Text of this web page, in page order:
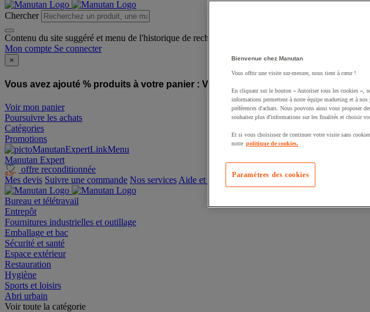
Chercher
Contenu du site suggéré et menu de l'historique de recherche
Mon compte Se connecter
×
Vous avez ajouté % produits à votre panier : Vous avez ajouté un produit à votre
Voir mon panier
Poursuivre les achats
Catégories
Promotions
Manutan Expert
offre reconditionnée
Mes devis Suivre une commande Nos services Aide et contact
Bureau et télétravail
Entrepôt
Fournitures industrielles et outillage
Emballage et bac
Sécurité et santé
Espace extérieur
Restauration
Hygiène
Sports et loisirs
Abri urbain
Voir toute la catégorie
Bienvenue chez Manutan
Vous offrir une visite sur-mesure, nous tient à cœur !
En cliquant sur le bouton « Autoriser tous les cookies »,
informations permettent à notre équipe marketing et à nos
préférences d'achats. Nous pouvons ainsi vous proposer
souhaitez plus d'informations sur les finalités et choisir
Et si vous choisissez de continuer votre visite sans
notre politique de cookies.
Paramètres des cookies